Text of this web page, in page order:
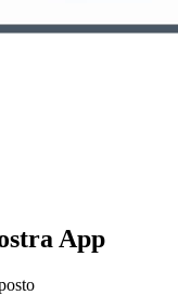
App